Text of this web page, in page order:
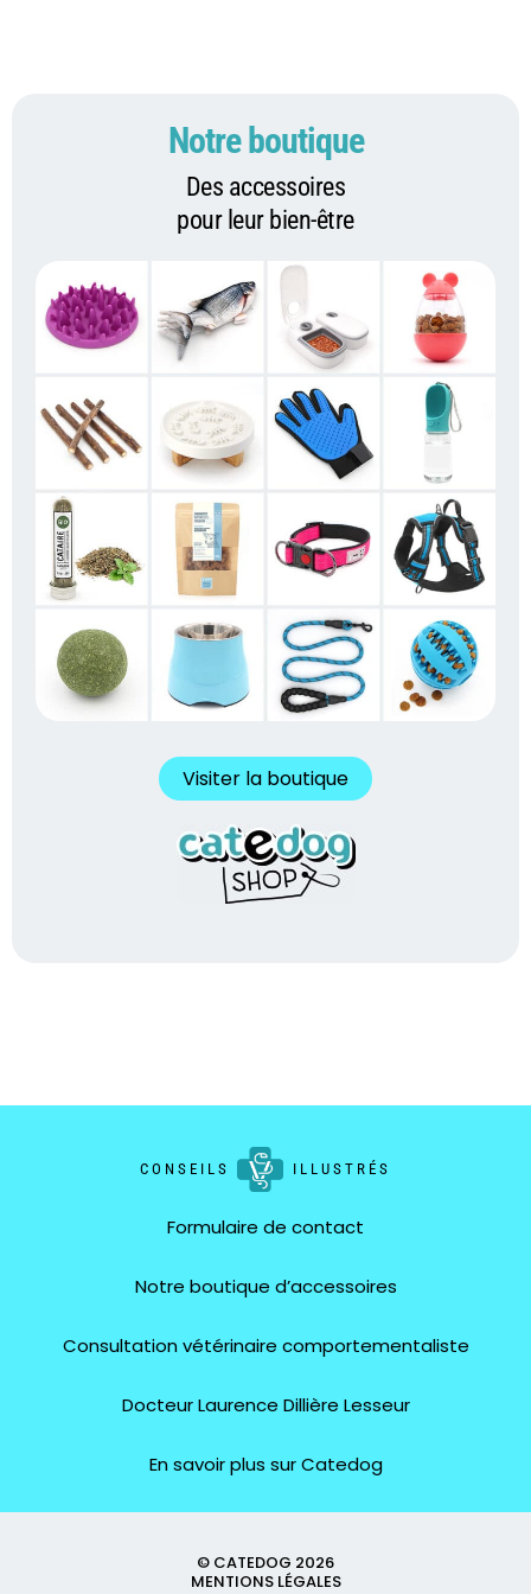
Notre boutique
Des accessoires
pour leur bien-être
Visiter la boutique
CONSEILS ILLUSTRÉS
Formulaire de contact
Notre boutique d’accessoires
Consultation vétérinaire comportementaliste
Docteur Laurence Dillière Lesseur
En savoir plus sur Catedog
© CATEDOG 2026
MENTIONS LÉGALES